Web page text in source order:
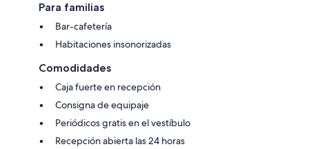
Para familias
Bar-cafetería
Habitaciones insonorizadas
Comodidades
Caja fuerte en recepción
Consigna de equipaje
Periódicos gratis en el vestíbulo
Recepción abierta las 24 horas